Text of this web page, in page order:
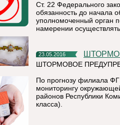
Ст. 22 Федерального
обязанность до начала
уполномоченный орган
намерении
23.05.2016
ШТОРМОВОЕ
По прогнозу филиала
мониторингу
районов Республики
класса).